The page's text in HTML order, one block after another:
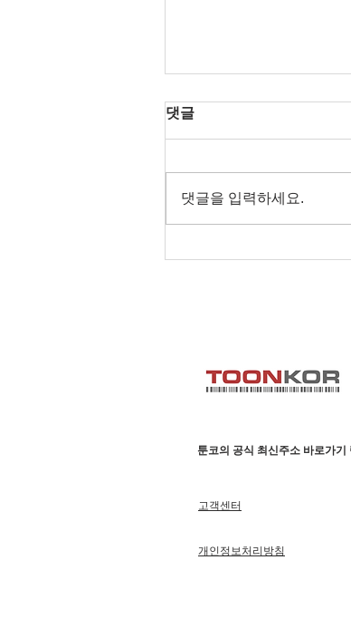
댓글
댓글을 입력하세요.
툰코의 공식 최신주소 바로가
고객센터
개인정보처리방침